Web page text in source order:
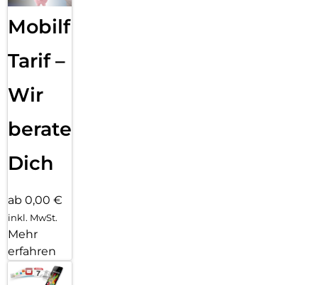
Mobilfunk
Tarif –
Wir
beraten
Dich
ab 0,00 €
inkl. MwSt.
Mehr
erfahren